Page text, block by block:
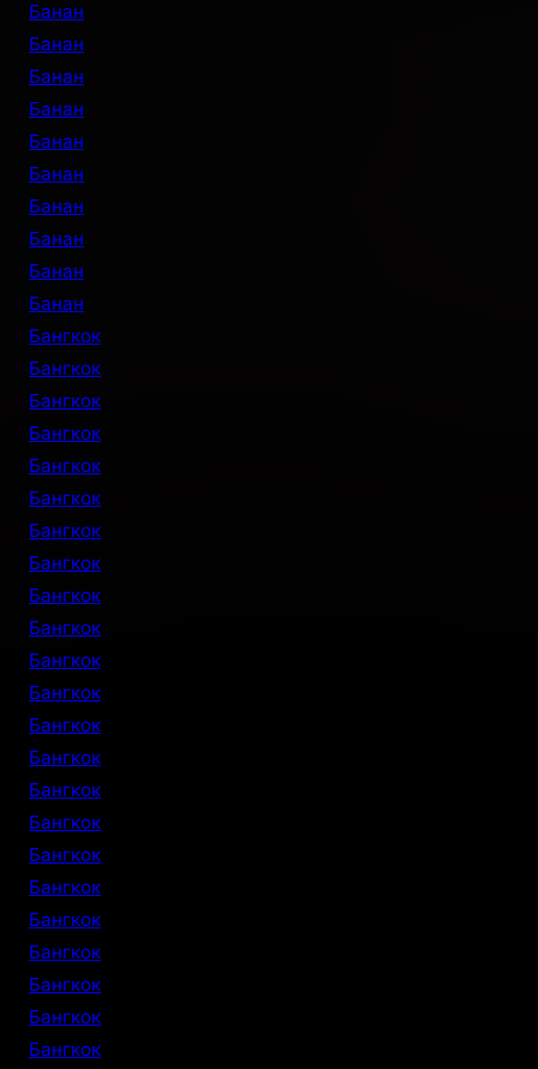
Банан
Банан
Банан
Банан
Банан
Банан
Банан
Банан
Банан
Банан
Бангкок
Бангкок
Бангкок
Бангкок
Бангкок
Бангкок
Бангкок
Бангкок
Бангкок
Бангкок
Бангкок
Бангкок
Бангкок
Бангкок
Бангкок
Бангкок
Бангкок
Бангкок
Бангкок
Бангкок
Бангкок
Бангкок
Бангкок